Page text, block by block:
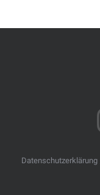
Datenschutzerklärung